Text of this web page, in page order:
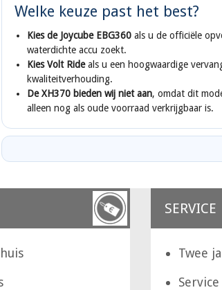
Welke keuze past het best?
Kies de Joycube EBG360 als u de officiële
waterdichte accu zoekt.
Kies Volt Rideals u een hoogwaardige
kwaliteitverhouding.
De XH370 bieden wij niet aan, omdat dit
alleen nog als oude voorraad verkrijgbaar is.
SERVICE
Twee